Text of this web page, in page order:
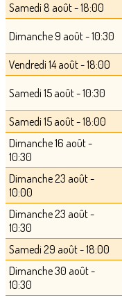
Samedi 8 août - 18:00
Dimanche 9 août - 10:30
Vendredi 14 août - 18:00
Samedi 15 août - 10:30
Samedi 15 août - 18:00
Dimanche 16 août -
10:30
Dimanche 23 août -
10:00
Dimanche 23 août -
10:30
Samedi 29 août - 18:00
Dimanche 30 août -
10:30